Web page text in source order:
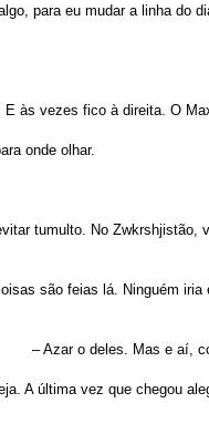
para eu mudar a linha do
E às vezes fico à direita. O
onde olhar.
tumulto. No Zwkrshjistão,
são feias lá. Ninguém iria
– Azar o deles. Mas e aí,
A última vez que chegou